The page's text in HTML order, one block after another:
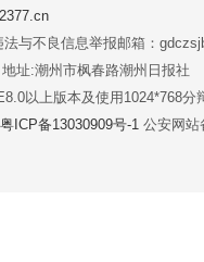
与不良信息举报邮箱：
址:潮州市枫春路潮州日报社
以上版本及使用1024*768分
粤ICP备13030909号-1 公安网站